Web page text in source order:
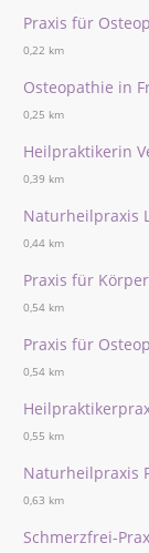
Praxis für
0,22 km
Osteopathie in
0,25 km
Heilpraktikerin
0,39 km
Naturheilpraxis
0,44 km
Praxis für
0,54 km
Praxis für
0,54 km
0,55 km
Naturheilpraxis
0,63 km
Schmerzfrei-